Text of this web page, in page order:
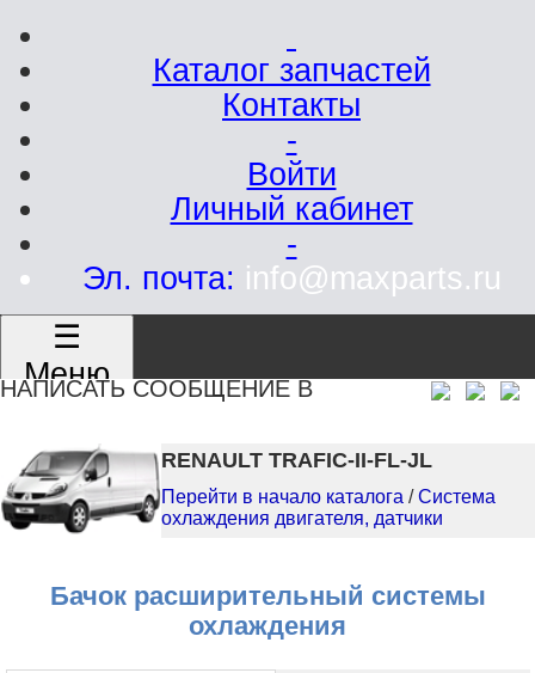
Каталог запчастей
Контакты
-
Войти
Личный кабинет
-
Эл. почта: info@maxparts.ru
☰
Меню
НАПИСАТЬ СООБЩЕНИЕ В
RENAULT TRAFIC-II-FL-JL
Перейти в начало каталога /Система
охлаждения двигателя, датчики
Бачок расширительный системы
охлаждения